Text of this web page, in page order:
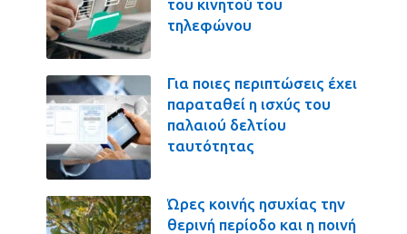
του κινητού του
τηλεφώνου
Για ποιες περιπτώσεις έχει
παραταθεί η ισχύς του
παλαιού δελτίου
ταυτότητας
Ώρες κοινής ησυχίας την
θερινή περίοδο και η ποινή